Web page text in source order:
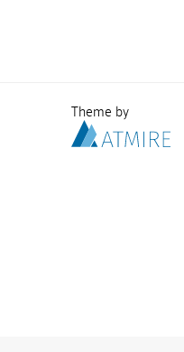
Theme by